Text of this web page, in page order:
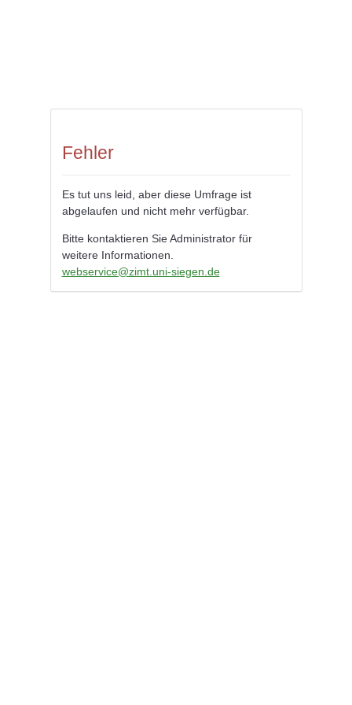
Fehler
Es tut uns leid, aber diese Umfrage ist
abgelaufen und nicht mehr verfügbar.
Bitte kontaktieren Sie Administrator für
weitere Informationen.
webservice@zimt.uni-siegen.de